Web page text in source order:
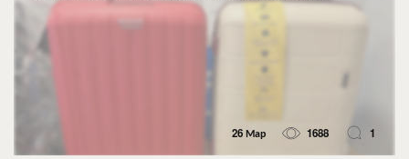
26 Мар 1688 1